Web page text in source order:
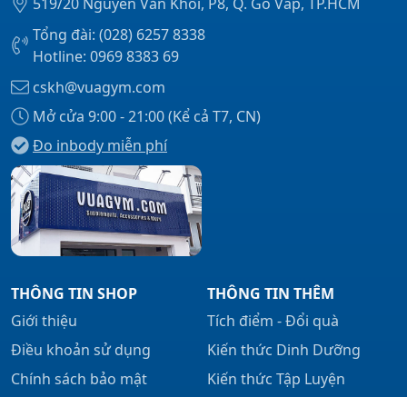
Tổng đài: (028) 6257 8338
Hotline: 0969 8383 69
cskh@vuagym.com
Mở cửa 9:00 - 21:00 (Kể cả T7, CN)
Đo inbody miễn phí
THÔNG TIN SHOP
Giới thiệu
Điều khoản sử dụng
Chính sách bảo mật
THÔNG TIN THÊM
Tích điểm - Đổi quà
Kiến thức Dinh Dưỡng
Kiến thức Tập Luyện